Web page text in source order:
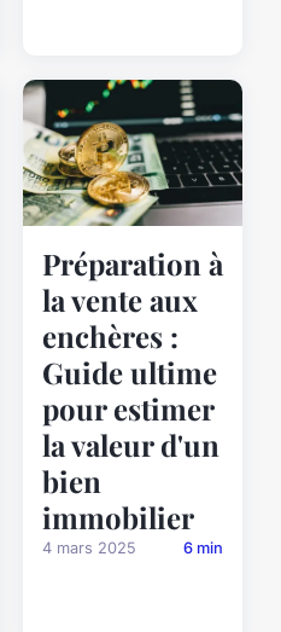
Préparation à
la vente aux
enchères :
Guide ultime
pour estimer
la valeur d'un
bien
immobilier
4 mars 2025 6 min